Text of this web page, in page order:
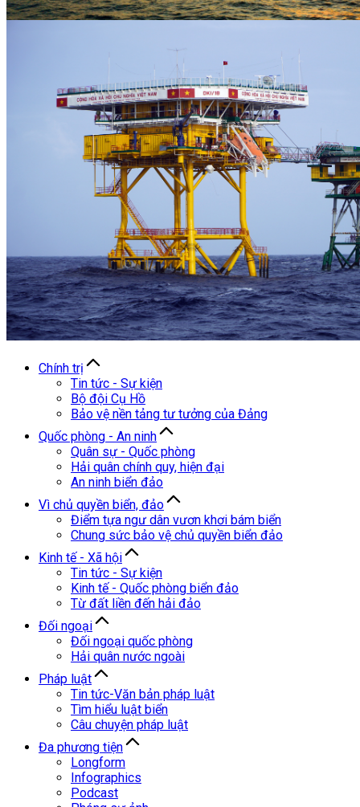
Chính trị
Tin tức - Sự kiện
Bộ đội Cụ Hồ
Bảo vệ nền tảng tư tưởng của Đảng
Quốc phòng - An ninh
Quân sự - Quốc phòng
Hải quân chính quy, hiện đại
An ninh biển đảo
Vì chủ quyền biển, đảo
Điểm tựa ngư dân vươn khơi bám biển
Chung sức bảo vệ chủ quyền biển đảo
Kinh tế - Xã hội
Tin tức - Sự kiện
Kinh tế - Quốc phòng biển đảo
Từ đất liền đến hải đảo
Đối ngoại
Đối ngoại quốc phòng
Hải quân nước ngoài
Pháp luật
Tin tức-Văn bản pháp luật
Tìm hiểu luật biển
Câu chuyện pháp luật
Đa phương tiện
Longform
Infographics
Podcast